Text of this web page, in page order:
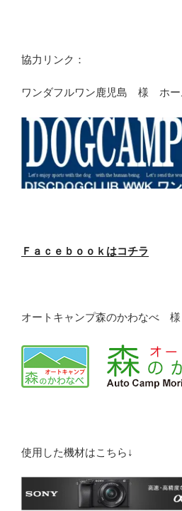
協力リンク：
ワンダフルワン鹿児島 様 ホー
Ｆａｃｅｂｏｏｋはコチラ
オートキャンプ森のかわなべ
使用した機材はこちら↓